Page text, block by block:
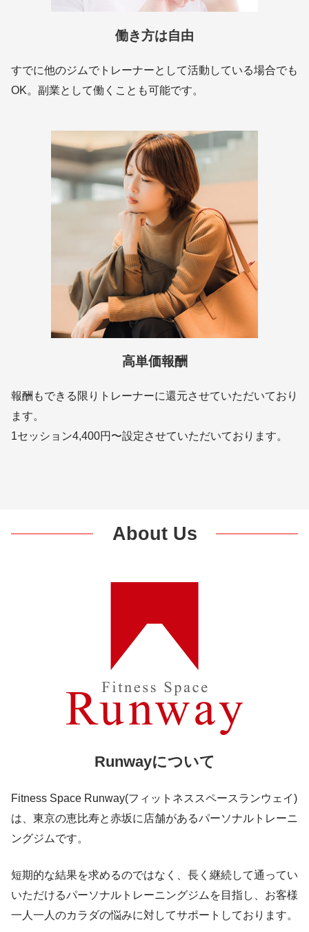
働き方は自由
すでに他のジムでトレーナーとして活動している場合でも
OK。副業として働くことも可能です。
高単価報酬
報酬もできる限りトレーナーに還元させていただいており
ます。
1セッション4,400円〜設定させていただいております。
About Us
Runwayについて
Fitness Space Runway(フィットネススペースランウェイ)
は、東京の恵比寿と赤坂に店舗があるパーソナルトレーニ
ングジムです。
短期的な結果を求めるのではなく、長く継続して通ってい
いただけるパーソナルトレーニングジムを目指し、お客様
一人一人のカラダの悩みに対してサポートしております。